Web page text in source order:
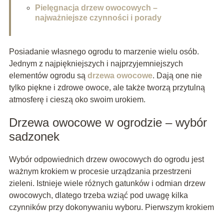
Pielęgnacja drzew owocowych –
najważniejsze czynności i porady
Posiadanie własnego ogrodu to marzenie wielu osób.
Jednym z najpiękniejszych i najprzyjemniejszych
elementów ogrodu są drzewa owocowe. Dają one nie
tylko piękne i zdrowe owoce, ale także tworzą przytulną
atmosferę i cieszą oko swoim urokiem.
Drzewa owocowe w ogrodzie – wybór
sadzonek
Wybór odpowiednich drzew owocowych do ogrodu jest
ważnym krokiem w procesie urządzania przestrzeni
zieleni. Istnieje wiele różnych gatunków i odmian drzew
owocowych, dlatego trzeba wziąć pod uwagę kilka
czynników przy dokonywaniu wyboru. Pierwszym krokiem